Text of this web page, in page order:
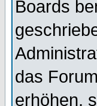
Boards
das
erhöhen,